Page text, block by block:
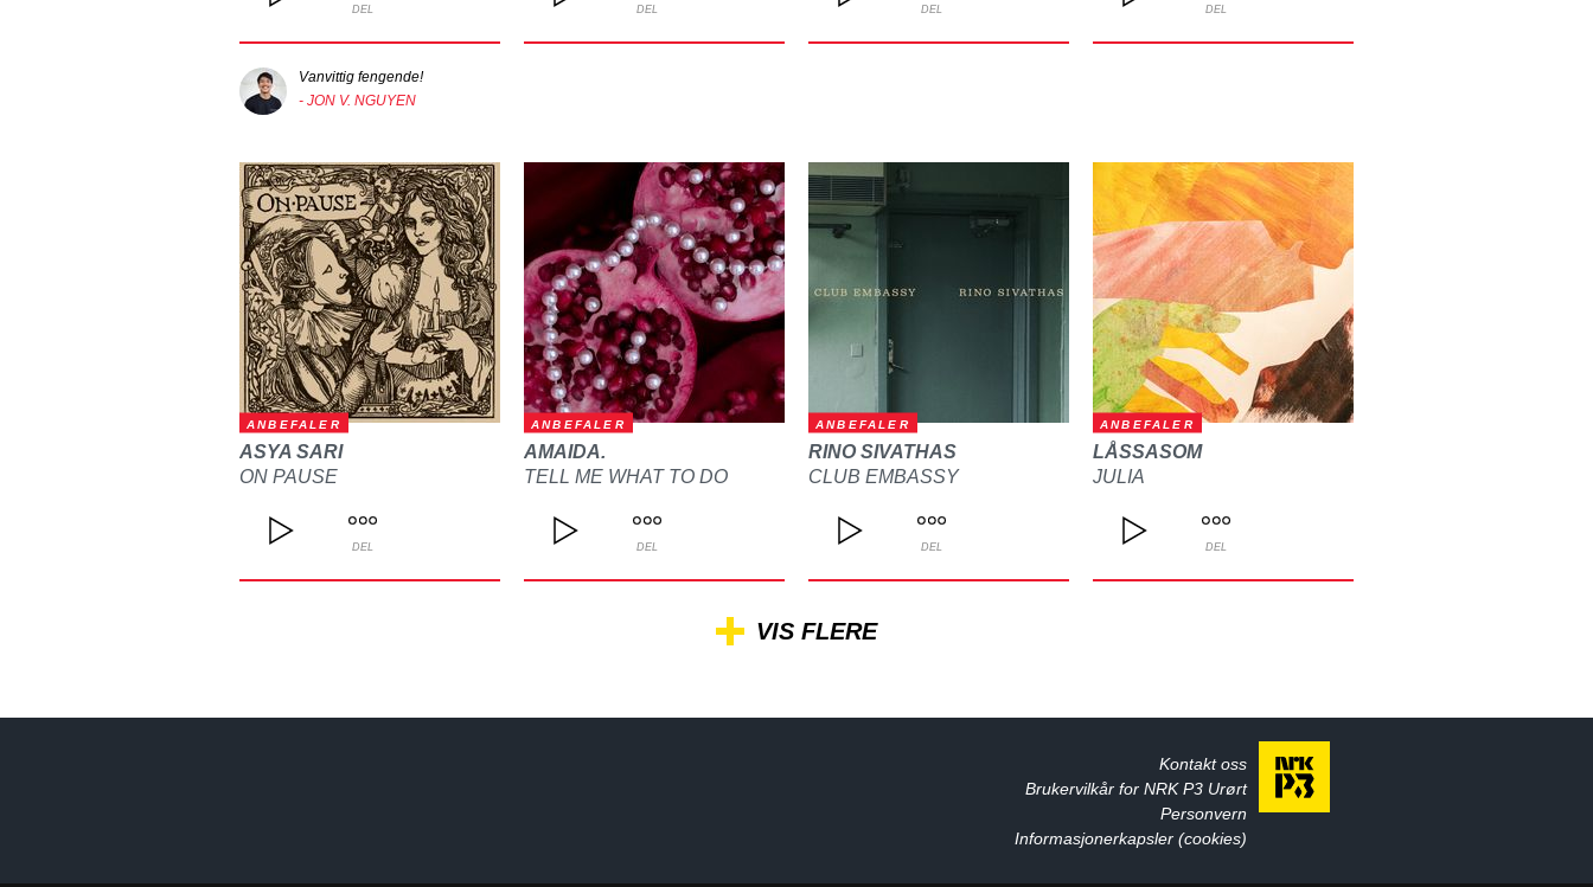
DEL
Vanvittig fengende!
- JON V. NGUYEN
DEL DEL DEL
ANBEFALER
ASYA SARI
ON PAUSE
DEL
ANBEFALER
AMAIDA.
TELL ME WHAT TO DO
DEL
ANBEFALER
RINO SIVATHAS
CLUB EMBASSY
DEL
ANBEFALER
LÅSSASOM
JULIA
DEL
VIS FLERE
Kontakt oss
Brukervilkår for NRK P3 Urørt
Personvern
Informasjonerkapsler (cookies)